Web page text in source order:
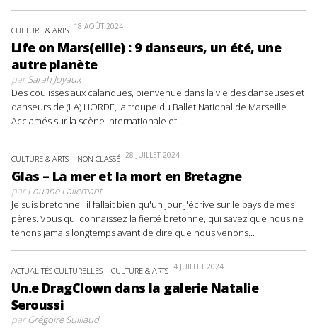
CULTURE & ARTS 18 AOÛT 2024
Life on Mars(eille) : 9 danseurs, un été, une
autre planète
parSarah Joyaux
Des coulisses aux calanques, bienvenue dans la vie des danseuses et
danseurs de (LA) HORDE, la troupe du Ballet National de Marseille.
Acclamés sur la scène internationale et...
CULTURE & ARTS NON CLASSÉ 28 JUILLET 2024
Glas – La mer et la mort en Bretagne
parLouane Lallemant
Je suis bretonne : il fallait bien qu'un jour j'écrive sur le pays de mes
pères. Vous qui connaissez la fierté bretonne, qui savez que nous ne
tenons jamais longtemps avant de dire que nous venons...
ACTUALITÉS CULTURELLES CULTURE & ARTS 4 JUILLET 2024
Un.e DragClown dans la galerie Natalie
Seroussi
parGrégoire Suillaud